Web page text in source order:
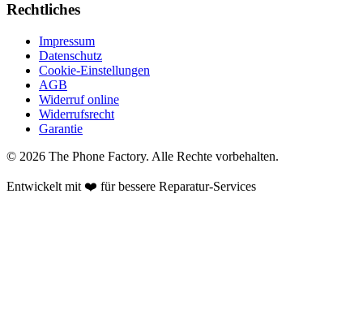
Rechtliches
Impressum
Datenschutz
Cookie-Einstellungen
AGB
Widerruf online
Widerrufsrecht
Garantie
© 2026 The Phone Factory. Alle Rechte vorbehalten.
Entwickelt mit ❤️ für bessere Reparatur-Services